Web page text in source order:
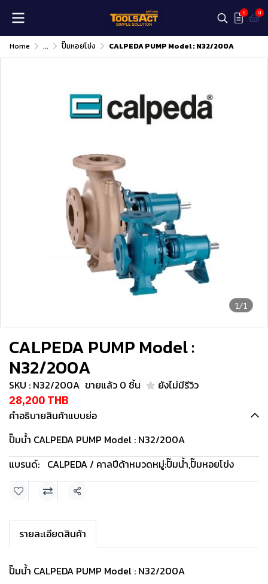
0 0
Home ... ปั๊มหอยโข่ง CALPEDA PUMP Model : N32/200A
1/1
CALPEDA PUMP Model :
N32/200A
SKU : N32/200A ขายแล้ว 0 ชิ้น ยังไม่มีรีวิว
28,200 THB
คำอธิบายสินค้าแบบย่อ
ปั๊มน้ำ CALPEDA PUMP Model : N32/200A
แบรนด์: CALPEDA / คาลปีด้าหมวดหมู่:ปั๊มน้ำ,ปั๊มหอยโข่ง
แชร์
รายละเอียดสินค้า
ปั๊มน้ำ CALPEDA PUMP Model : N32/200A